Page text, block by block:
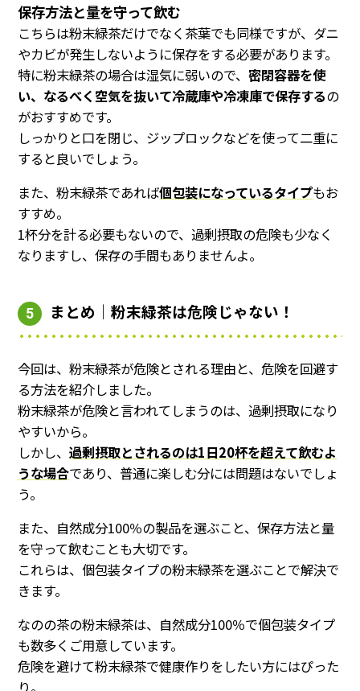
保存方法と量を守って飲む
こちらは粉末緑茶だけでなく茶葉でも同様ですが、ダニ
やカビが発生しないように保存をする必要があります。
特に粉末緑茶の場合は湿気に弱いので、密閉容器を使
い、なるべく空気を抜いて冷蔵庫や冷凍庫で保存するの
がおすすめです。
しっかりと口を閉じ、ジップロックなどを使って二重に
すると良いでしょう。
また、粉末緑茶であれば個包装になっているタイプもお
すすめ。
1杯分を計る必要もないので、過剰摂取の危険も少なく
なりますし、保存の手間もありませんよ。
5 まとめ｜粉末緑茶は危険じゃない！
今回は、粉末緑茶が危険とされる理由と、危険を回避す
る方法を紹介しました。
粉末緑茶が危険と言われてしまうのは、過剰摂取になり
やすいから。
しかし、過剰摂取とされるのは1日20杯を超えて飲むよ
うな場合であり、普通に楽しむ分には問題はないでしょ
う。
また、自然成分100％の製品を選ぶこと、保存方法と量
を守って飲むことも大切です。
これらは、個包装タイプの粉末緑茶を選ぶことで解決で
きます。
なのの茶の粉末緑茶は、自然成分100％で個包装タイプ
も数多くご用意しています。
危険を避けて粉末緑茶で健康作りをしたい方にはぴった